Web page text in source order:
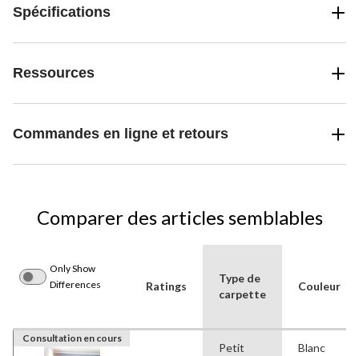
Spécifications
Ressources
Commandes en ligne et retours
Comparer des articles semblables
Only Show
Differences
Ratings
Type de
carpette
Couleur
Consultation en cours
Petit
Blanc